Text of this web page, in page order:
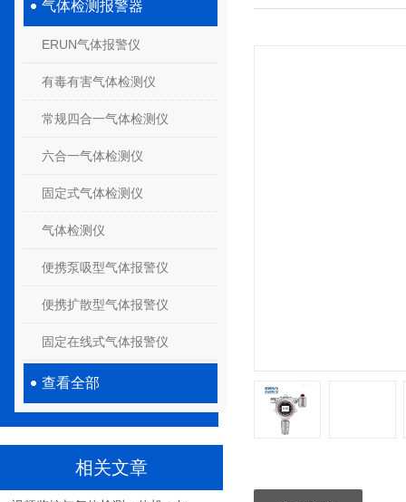
气体检测报警器
ERUN气体报警仪
有毒有害气体检测仪
常规四合一气体检测仪
六合一气体检测仪
固定式气体检测仪
气体检测仪
便携泵吸型气体报警仪
便携扩散型气体报警仪
固定在线式气体报警仪
查看全部
相关文章